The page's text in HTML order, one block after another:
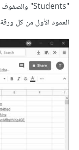
العمود الأول من كل ورقة A، ويسمى الصف الأول 1: